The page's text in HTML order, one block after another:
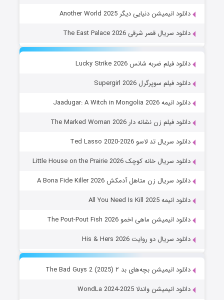
دانلود انیمیشن دنیایی دیگر Another World 2025
دانلود سریال قصر شرقی The East Palace 2026
دانلود فیلم ضربه شانس Lucky Strike 2026
دانلود فیلم سوپرگرل Supergirl 2026
دانلود انیمه Jaadugar: A Witch in Mongolia 2026
دانلود فیلم زن نشانه دار The Marked Woman 2026
دانلود سریال تد لاسو Ted Lasso 2020-2026
دانلود سریال خانه کوچک Little House on the Prairie 2026
دانلود سریال زن متاهل آدمکش A Bona Fide Killer 2026
دانلود انیمه All You Need Is Kill 2025
دانلود انیمیشن ماهی اخمو The Pout-Pout Fish 2026
دانلود سریال دو روایت His & Hers 2026
دانلود انیمیشن بچه‌های بد ۲ The Bad Guys 2 (2025)
دانلود انیمیشن واندلا WondLa 2024-2025